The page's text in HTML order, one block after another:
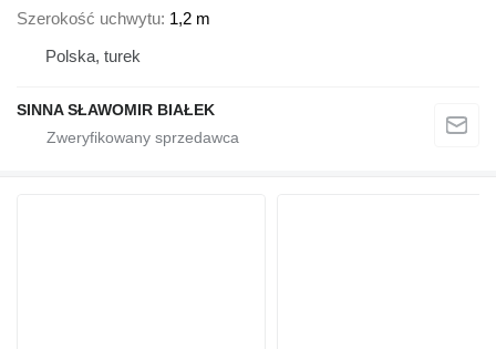
Szerokość uchwytu 1,2 m
Polska, turek
SINNA SŁAWOMIR BIAŁEK